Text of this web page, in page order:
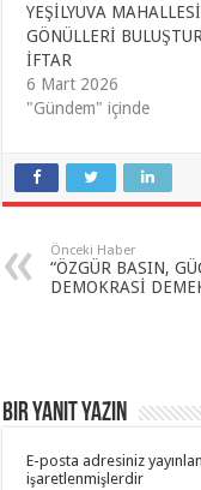
YEŞİLYUVA
GÖNÜLLERİ
İFTAR
6 Mart 2026
"Gündem" içinde
Önceki Haber
“ÖZGÜR BASIN,
DEMOKRASİ
Bir yanıt yazın
E-posta adresiniz
işaretlenmişlerdir